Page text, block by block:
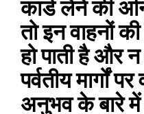
कार्ड लेने की
तो इन वाहनों
हो पाती है और
पर्वतीय मार्गों
अनुभव के बारे में